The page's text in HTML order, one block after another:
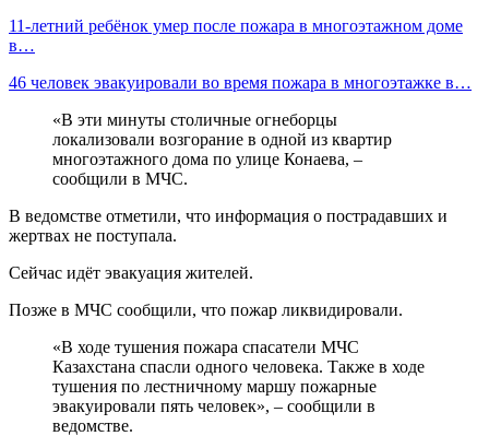
11-летний ребёнок умер после пожара в многоэтажном доме
в…
46 человек эвакуировали во время пожара в многоэтажке в…
«В эти минуты столичные огнеборцы
локализовали возгорание в одной из квартир
многоэтажного дома по улице Конаева, –
сообщили в МЧС.
В ведомстве отметили, что информация о пострадавших и
жертвах не поступала.
Сейчас идёт эвакуация жителей.
Позже в МЧС сообщили, что пожар ликвидировали.
«В ходе тушения пожара спасатели МЧС
Казахстана спасли одного человека. Также в ходе
тушения по лестничному маршу пожарные
эвакуировали пять человек», – сообщили в
ведомстве.